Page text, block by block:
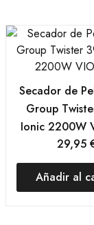
Secador de
Group
Ionic 2200W
29,95
Añadir al